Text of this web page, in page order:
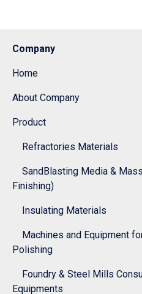
Company
Home
About Company
Product
Refractories Materials
SandBlasting Media &
Finishing)
Insulating Materials
Machines and Equipment
Polishing
Foundry & Steel Mills
Equipments